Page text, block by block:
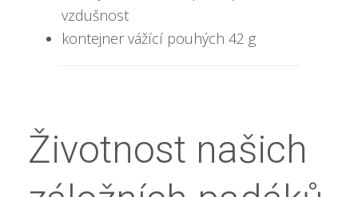
vzdušnost
kontejner vážící pouhých 42 g
Životnost našich